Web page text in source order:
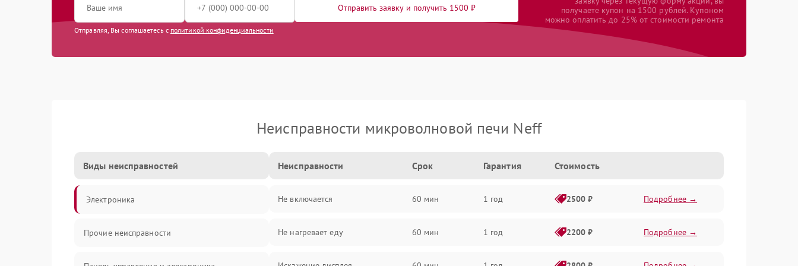
Отправить заявку и получить 1500 ₽
Отправляя, Вы соглашаетесь с политикой конфиденциальности
получаете купон на 1500 рублей. Купоном
можно оплатить до 25% от стоимости ремонта
Неисправности микроволновой печи Neff
Виды неисправностей
Электроника
Прочие неисправности
Неисправности Срок Гарантия Стоимость
Не включается 60 мин 1 год 2500 ₽ Подробнее →
Не нагревает еду 60 мин 1 год 2200 ₽ Подробнее →